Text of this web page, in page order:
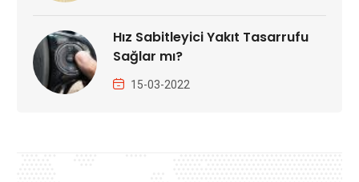
Hız Sabitleyici Yakıt Tasarrufu
Sağlar mı?
15-03-2022